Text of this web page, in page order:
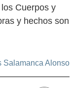
Cuerpos y
y hechos son
Salamanca Alonso